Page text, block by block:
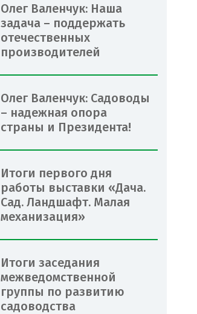
Олег Валенчук: Наша
задача – поддержать
отечественных
производителей
Олег Валенчук: Садоводы
– надежная опора
страны и Президента!
Итоги первого дня
работы выставки «Дача.
Сад. Ландшафт. Малая
механизация»
Итоги заседания
межведомственной
группы по развитию
садоводства